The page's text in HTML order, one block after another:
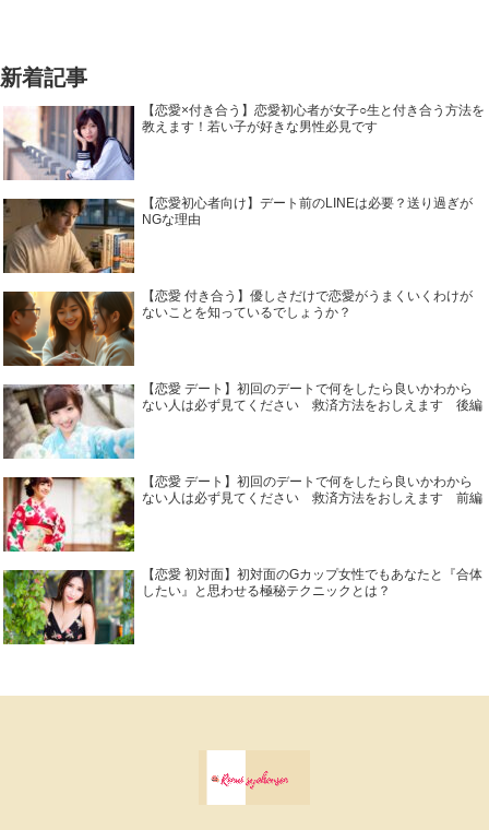
新着記事
【恋愛×付き合う】恋愛初心者が女子○生と付き合う方法を
教えます！若い子が好きな男性必見です
【恋愛初心者向け】デート前のLINEは必要？送り過ぎが
NGな理由
【恋愛 付き合う】優しさだけで恋愛がうまくいくわけが
ないことを知っているでしょうか？
【恋愛 デート】初回のデートで何をしたら良いかわから
ない人は必ず見てください 救済方法をおしえます 後編
【恋愛 デート】初回のデートで何をしたら良いかわから
ない人は必ず見てください 救済方法をおしえます 前編
【恋愛 初対面】初対面のGカップ女性でもあなたと『合体
したい』と思わせる極秘テクニックとは？